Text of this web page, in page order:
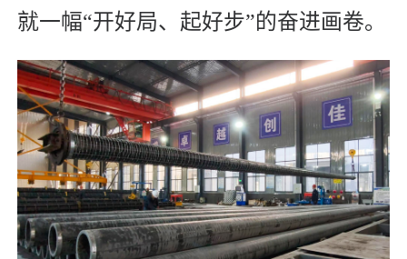
就一幅“开好局、起好步”的奋进画卷。